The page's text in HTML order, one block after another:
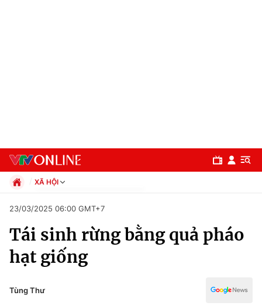
Chuyên mục
Chính trị
Xã hội
XÃ HỘI
Xã hội
Pháp luật
Kinh tế
Thể thao
Văn hóa - Giải trí
23/03/2025 06:00 GMT+7
Tái sinh rừng bằng quả pháo
hạt giống
Tùng Thư